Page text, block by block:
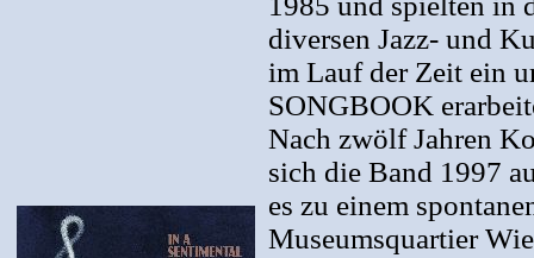
diversen Jazz- und
im Lauf der Zeit ein
SONGBOOK
Nach zwölf Jahren
sich die Band 1997
es zu einem
Museumsquartier